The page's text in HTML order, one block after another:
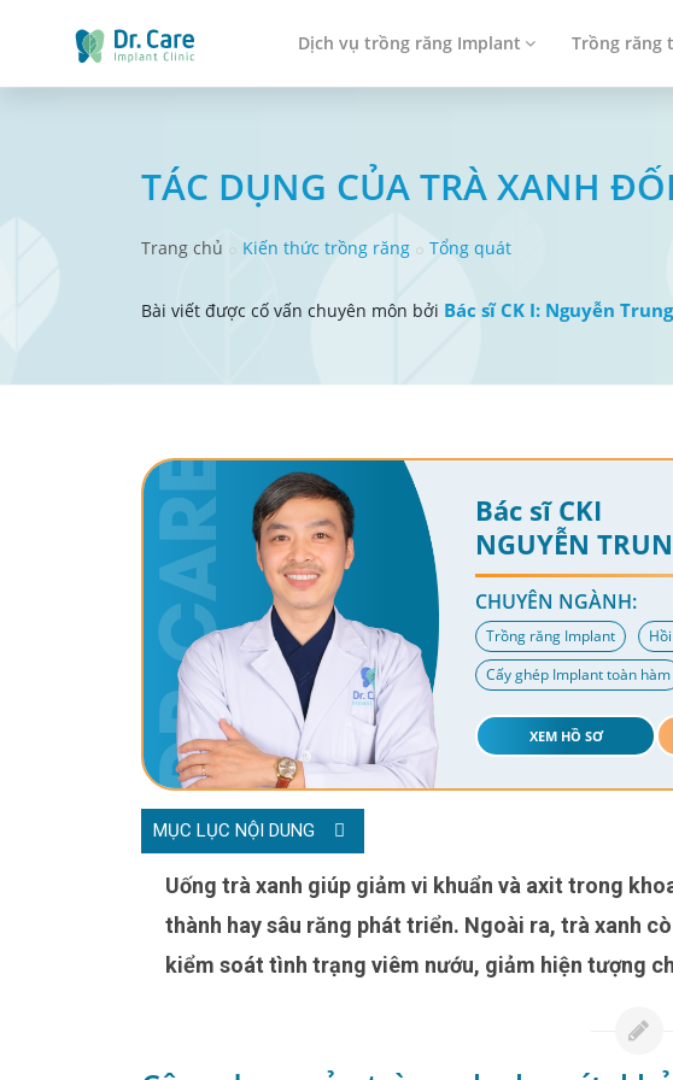
Dịch vụ trồng răng Implant Trồng răng
TÁC DỤNG CỦA TRÀ XANH
Trang chủ Kiến thức trồng răng Tổng quát
Bài viết được cố vấn chuyên môn bởi Bác sĩ CK I: Nguyễn
Bác sĩ CKI
NGUYỄN
CHUYÊN NGÀNH:
Trồng răng Implant
Cấy ghép Implant toàn hàm
XEM HỒ SƠ
MỤC LỤC NỘI DUNG
Uống trà xanh giúp giảm vi khuẩn và axit trong khoang miệng nên ngăn ngừa mảng bám hình
thành hay sâu răng phát triển. Ngoài ra, trà xanh
kiểm soát tình trạng viêm nướu, giảm hiện tượng